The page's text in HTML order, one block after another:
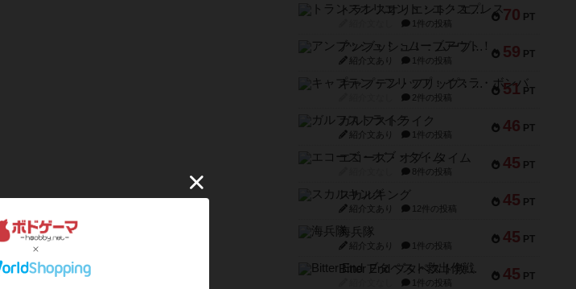
70 PT
トランスオリエント・エクスプレス
1件の投稿
59 PT
アンブッシュ！：ムーブアウト！
紹介文あり 1件の投稿
51 PT
キャプテン・フリップ：イスラ・ボンバ
2件の投稿
46 PT
ガルフストライク
紹介文あり 1件の投稿
45 PT
エコーズ・オブ・タイム
8件の投稿
45 PT
スカルキング
紹介文あり 12件の投稿
45 PT
海兵隊
紹介文あり 1件の投稿
45 PT
Bitter End ブタペスト救出作戦
1件の投稿